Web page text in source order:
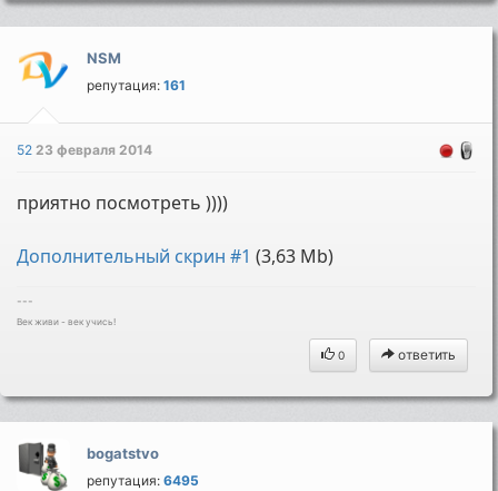
NSM
репутация:161
5223 февраля 2014
приятно посмотреть ))))
Дополнительный скрин #1 (3,63 Mb)
---
Век живи - век учись!
0 ответить
bogatstvo
репутация:6495